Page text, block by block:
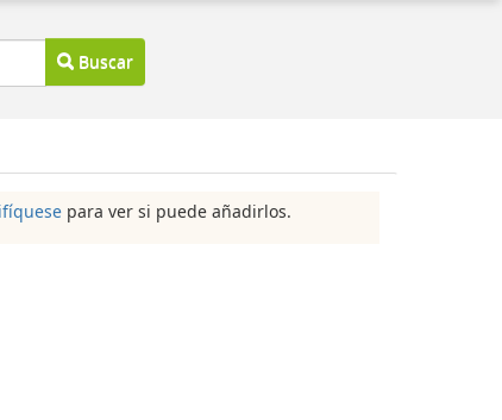
Buscar
para ver si puede añadirlos.